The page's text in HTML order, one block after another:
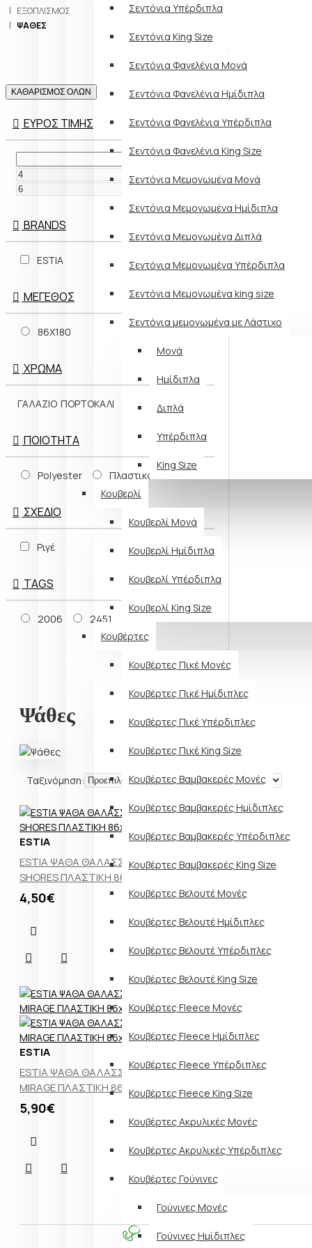
Σεντόνια Υπέρδιπλα
Σεντόνια King Size
Σεντόνια Φανελένια Μονά
Σεντόνια Φανελένια Ημίδιπλα
Σεντόνια Φανελένια Υπέρδιπλα
Σεντόνια Φανελένια King Size
Σεντόνια Μεμονωμένα Μονά
Σεντόνια Μεμονωμένα Ημίδιπλα
Σεντόνια Μεμονωμένα Διπλά
Σεντόνια Μεμονωμένα Υπέρδιπλα
Σεντόνια Μεμονωμένα king size
Σεντόνια μεμονωμένα με Λάστιχο
Μονά
Ημίδιπλα
Διπλά
Υπέρδιπλα
King Size
Κουβερλί
Κουβερλί Μονά
Κουβερλί Ημίδιπλα
Κουβερλί Υπέρδιπλα
Κουβερλί King Size
Κουβέρτες
Κουβέρτες Πικέ Μονές
Κουβέρτες Πικέ Ημίδιπλες
Κουβέρτες Πικέ Υπέρδιπλες
Κουβέρτες Πικέ King Size
Κουβέρτες Βαμβακερές Μονές
Κουβέρτες Βαμβακερές Ημίδιπλες
Κουβέρτες Βαμβακερές Υπέρδιπλες
Κουβέρτες Βαμβακερές King Size
Κουβέρτες Βελουτέ Μονές
Κουβέρτες Βελουτέ Ημίδιπλες
Κουβέρτες Βελουτέ Υπέρδιπλες
Κουβέρτες Βελουτέ King Size
Κουβέρτες Fleece Μονές
Κουβέρτες Fleece Ημίδιπλες
Κουβέρτες Fleece Υπέρδιπλες
Κουβέρτες Fleece King Size
Κουβέρτες Ακρυλικές Μονές
Κουβέρτες Ακρυλικές Υπέρδιπλες
Κουβέρτες Γούνινες
Γούνινες Μονές
Γούνινες Ημίδιπλες
ΕΞΟΠΛΙΣΜΌΣ
ΨΆΘΕΣ
ΚΑΘΑΡΙΣΜΟΣ ΟΛΩΝ
ΕΥΡΟΣ ΤΙΜΗΣ
€
BRANDS
ESTIA
ΜΈΓΕΘΟΣ
86Χ180
ΧΡΏΜΑ
ΓΑΛΑΖΙΟ ΠΟΡΤΟΚΑΛΙ
ΠΟΙΌΤΗΤΑ
Polyester Πλαστικό
ΣΧΈΔΙΟ
Ριγέ
TAGS
2006 2451
Ψάθες
Ταξινόμηση: Εμφάνιση:
ESTIA
ESTIA ΨΑΘΑ ΘΑΛΑΣΣΗΣ SERENE
SHORES ΠΛΑΣΤΙΚΗ 86x180cm
4,50€
ESTIA
ESTIA ΨΑΘΑ ΘΑΛΑΣΣΗΣ SUNSCAPE
MIRAGE ΠΛΑΣΤΙΚΗ 86x180cm
5,90€